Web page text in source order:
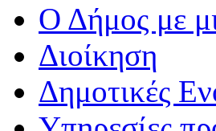
Ο Δήμος με
Διοίκηση
Δημοτικές